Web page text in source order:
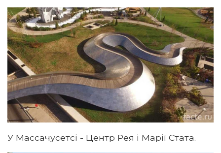
У Массачусетсі - Центр Рея і Марії Стата.